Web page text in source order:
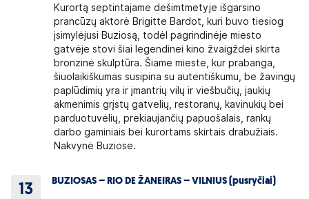
Kurortą septintajame dešimtmetyje išgarsino
prancūzų aktorė Brigitte Bardot, kuri buvo tiesiog
įsimylėjusi Buziosą, todėl pagrindinėje miesto
gatvėje stovi šiai legendinei kino žvaigždei skirta
bronzinė skulptūra. Šiame mieste, kur prabanga,
šiuolaikiškumas susipina su autentiškumu, be žavingų
paplūdimių yra ir įmantrių vilų ir viešbučių, jaukių
akmenimis grįstų gatvelių, restoranų, kavinukių bei
parduotuvėlių, prekiaujančių papuošalais, rankų
darbo gaminiais bei kurortams skirtais drabužiais.
Nakvynė Buziose.
13
BUZIOSAS – RIO DE ŽANEIRAS – VILNIUS (pusryčiai)